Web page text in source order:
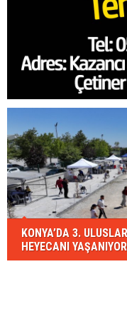
KONYA’DA 3.
HEYECANI YAŞANIYOR